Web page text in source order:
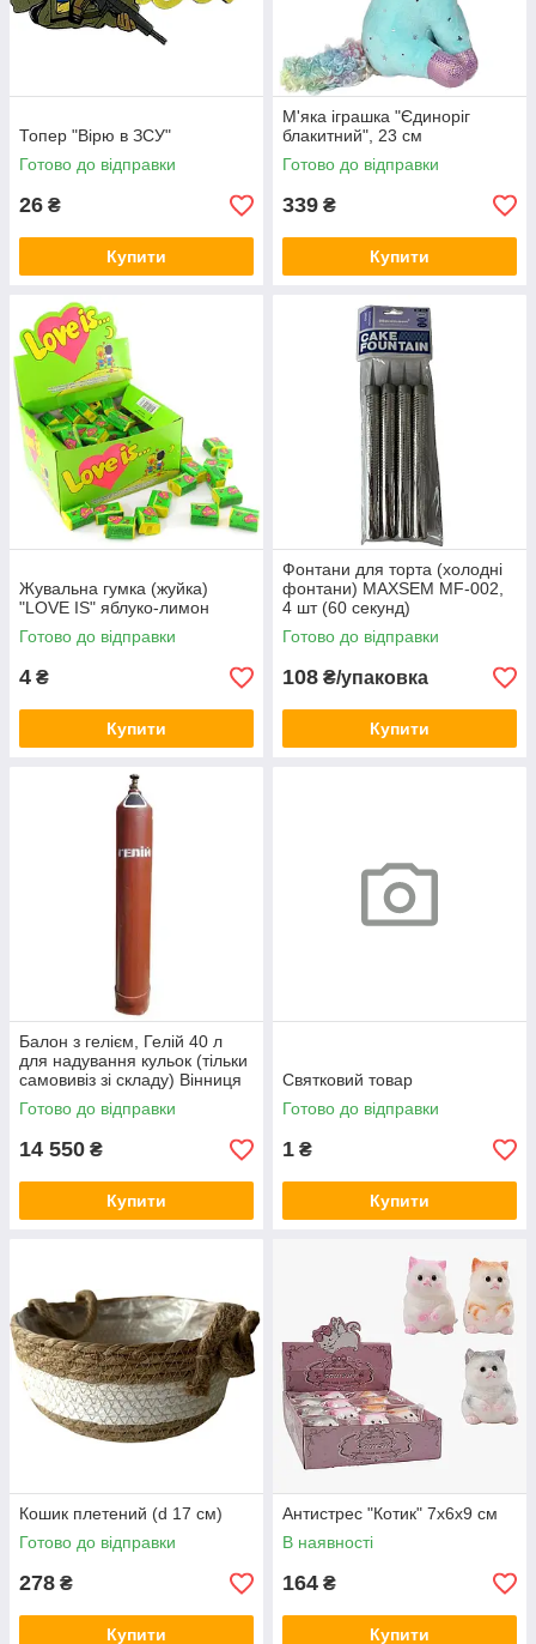
Топер "Вірю в ЗСУ"
Готово до відправки
26 ₴
Купити
М'яка іграшка "Єдиноріг
блакитний", 23 см
Готово до відправки
339 ₴
Купити
Жувальна гумка (жуйка)
"LOVE IS" яблуко-лимон
Готово до відправки
4 ₴
Купити
Фонтани для торта (холодні
фонтани) MAXSEM MF-002,
4 шт (60 секунд)
Готово до відправки
108 ₴/упаковка
Купити
Балон з гелієм, Гелій 40 л
для надування кульок (тільки
самовивіз зі складу) Вінниця
Готово до відправки
14 550 ₴
Купити
Святковий товар
Готово до відправки
1 ₴
Купити
Кошик плетений (d 17 см)
Готово до відправки
278 ₴
Купити
Антистрес "Котик" 7х6х9 см
В наявності
164 ₴
Купити